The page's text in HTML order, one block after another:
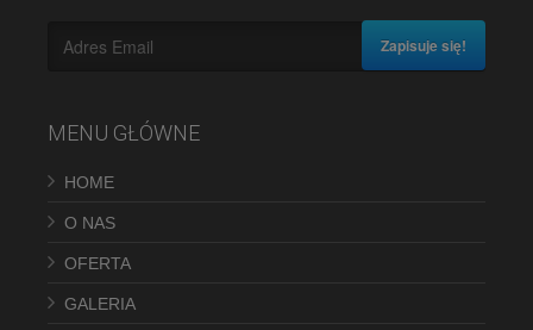
Zapisuje się!
MENU GŁÓWNE
HOME
O NAS
OFERTA
GALERIA